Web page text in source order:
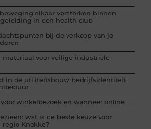
elkaar versterken binnen
in een health club
bij de verkoop van je
materiaal voor veilige industriële
in de utiliteitsbouw bedrijfsidentiteit
winkelbezoek en wanneer online
wat is de beste keuze voor
regio Knokke?